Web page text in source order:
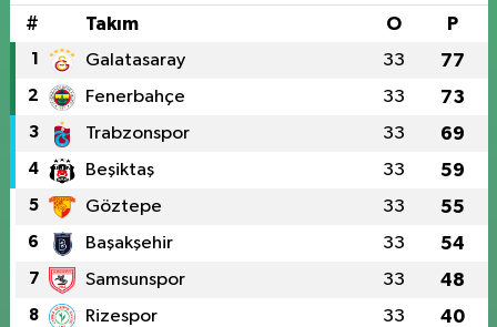
# Takım O P
1 Galatasaray 33 77
2 Fenerbahçe 33 73
3 Trabzonspor 33 69
4 Beşiktaş 33 59
5 Göztepe 33 55
6 Başakşehir 33 54
7 Samsunspor 33 48
8 Rizespor 33 40